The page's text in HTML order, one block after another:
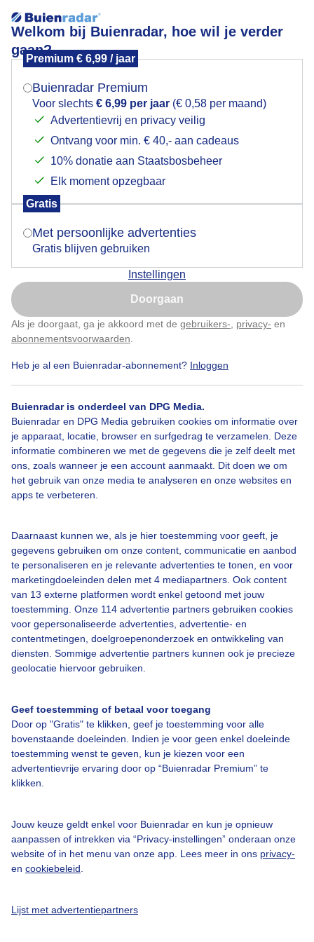
Welkom bij Buienradar, hoe wil je verder
gaan?
Premium € 6,99 / jaar
Buienradar Premium
Voor slechts € 6,99 per jaar (€ 0,58 per maand)
Advertentievrij en privacy veilig
Ontvang voor min. € 40,- aan cadeaus
10% donatie aan Staatsbosbeheer
Elk moment opzegbaar
Gratis
Met persoonlijke advertenties
Gratis blijven gebruiken
Instellingen
Doorgaan
Als je doorgaat, ga je akkoord met de gebruikers- privacy- en
abonnementsvoorwaarden
Heb je al een Buienradar-abonnement? Inloggen
Buienradar is onderdeel van DPG Media.
Buienradar en DPG Media gebruiken cookies om informatie over
je apparaat, locatie, browser en surfgedrag te verzamelen. Deze
informatie combineren we met de gegevens die je zelf deelt met
ons, zoals wanneer je een account aanmaakt. Dit doen we om
het gebruik van onze media te analyseren en onze websites en
apps te verbeteren.
Daarnaast kunnen we, als je hier toestemming voor geeft, je
gegevens gebruiken om onze content, communicatie en aanbod
te personaliseren en je relevante advertenties te tonen, en voor
marketingdoeleinden delen met 4 mediapartners. Ook content
van 13 externe platformen wordt enkel getoond met jouw
toestemming. Onze 114 advertentie partners gebruiken cookies
voor gepersonaliseerde advertenties, advertentie- en
contentmetingen, doelgroepenonderzoek en ontwikkeling van
diensten. Sommige advertentie partners kunnen ook je precieze
geolocatie hiervoor gebruiken.
Geef toestemming of betaal voor toegang
Door op "Gratis" te klikken, geef je toestemming voor alle
bovenstaande doeleinden. Indien je voor geen enkel doeleinde
toestemming wenst te geven, kun je kiezen voor een
advertentievrije ervaring door op “Buienradar Premium” te
klikken.
Jouw keuze geldt enkel voor Buienradar en kun je opnieuw
aanpassen of intrekken via “Privacy-instellingen” onderaan onze
website of in het menu van onze app. Lees meer in ons privacy-
en cookiebeleid
Lijst met advertentiepartners
Groeizaam weer
Door: Cynthia van Leusden
Bekijk slideshow
Over Buienradar
Bedrijfsgegevens
Veelgestelde vragen
Toegankelijkheid
Gebruikersvoorwaarden
Adverteren
Cookie beleid
Privacy instellingen
Mogen we je locatie gebruiken voor het
Indien je hier nog geen akkoord op hebt gegeven,
verschijnt er zo een pop-up uit je browser waarin
Is goed, toon de popup
Nu niet, misschien later
Klik hierom dit aan te passen